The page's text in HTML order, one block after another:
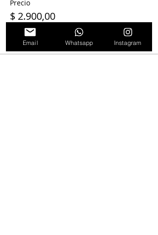
Precio
$ 2.900,00
+$ 72,50 de comisión de servicio de
entradas
Email Whatsapp Instagram